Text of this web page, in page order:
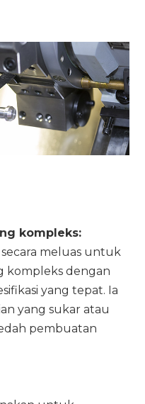
kompleks:
meluas untuk
kompleks dengan
yang tepat. Ia
yang sukar atau
pembuatan